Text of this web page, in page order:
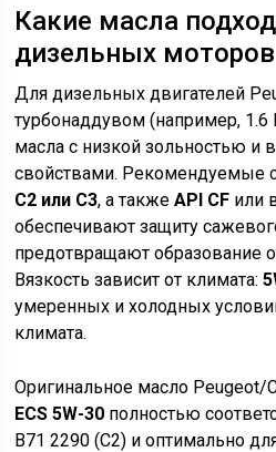
Какие масла
дизельных
Для дизельных двигателей
турбонаддувом (например, 1.6
масла с низкой зольностью
свойствами. Рекомендуемые
C2 или C3, а такжеAPI CF или
обеспечивают защиту
предотвращают образование
Вязкость зависит от климата:
умеренных и холодных
климата.
Оригинальное масло Peugeot/
ECS 5W-30 полностью
B71 2290 (C2) и оптимально